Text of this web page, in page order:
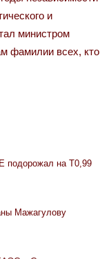
и
министром
фамилии всех, кто
подорожал на Т0,99
Мажагулову